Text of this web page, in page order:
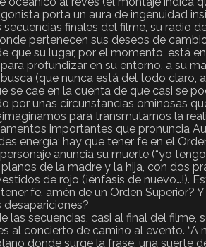
porta un aura de ingenuidad
secuencias finales del filme, su radio
pertenecen sus deseos de
que su lugar, por el momento, está
profundizar en su entorno, a su
(que nunca está del todo claro,
se cae en la cuenta de que casi se
por unas circunstancias ominosas
para transmutarnos la
importantes que pronuncia
energía; hay que tener fe en el
anuncia su muerte (“yo
de la madre y la hija, con dos
de rojo (¡énfasis de nuevo…!).
fe, amén de un Orden Superior?
desapariciones?
las secuencias, casi al final del
al concierto de camino al evento. “A
donde surge la frase, una suerte